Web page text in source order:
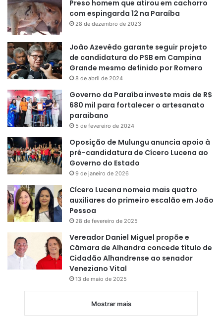
Preso homem que atirou em cachorro
com espingarda 12 na Paraíba
28 de dezembro de 2023
João Azevêdo garante seguir projeto
de candidatura do PSB em Campina
Grande mesmo definido por Romero
8 de abril de 2024
Governo da Paraíba investe mais de R$
680 mil para fortalecer o artesanato
paraibano
5 de fevereiro de 2024
Oposição de Mulungu anuncia apoio à
pré-candidatura de Cícero Lucena ao
Governo do Estado
9 de janeiro de 2026
Cícero Lucena nomeia mais quatro
auxiliares do primeiro escalão em João
Pessoa
28 de fevereiro de 2025
Vereador Daniel Miguel propõe e
Câmara de Alhandra concede título de
Cidadão Alhandrense ao senador
Veneziano Vital
13 de maio de 2025
Mostrar mais